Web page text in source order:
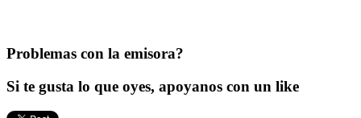
Problemas con la emisora?
Si te gusta lo que oyes, apoyanos con un like